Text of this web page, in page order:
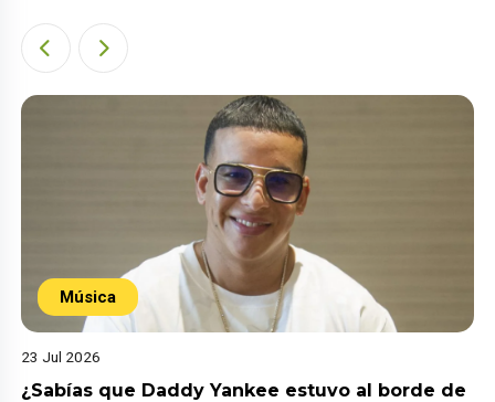
Música
23 Jul 2026
¿Sabías que Daddy Yankee estuvo al borde de